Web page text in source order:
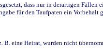
dass nur in derartigen
für den Taufpaten ein Vorbehalt
eine Heirat, wurden nicht